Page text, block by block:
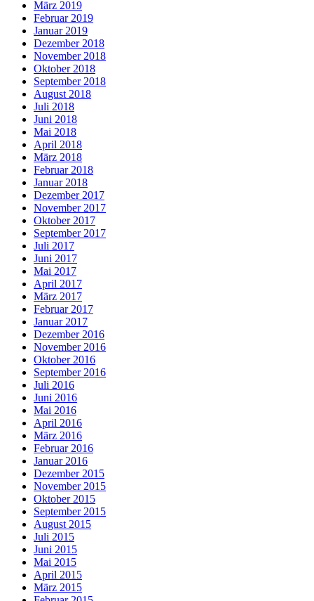
März 2019
Februar 2019
Januar 2019
Dezember 2018
November 2018
Oktober 2018
September 2018
August 2018
Juli 2018
Juni 2018
Mai 2018
April 2018
März 2018
Februar 2018
Januar 2018
Dezember 2017
November 2017
Oktober 2017
September 2017
Juli 2017
Juni 2017
Mai 2017
April 2017
März 2017
Februar 2017
Januar 2017
Dezember 2016
November 2016
Oktober 2016
September 2016
Juli 2016
Juni 2016
Mai 2016
April 2016
März 2016
Februar 2016
Januar 2016
Dezember 2015
November 2015
Oktober 2015
September 2015
August 2015
Juli 2015
Juni 2015
Mai 2015
April 2015
März 2015